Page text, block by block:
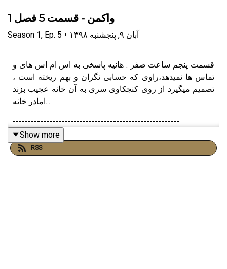
واکمن - قسمت 5 فصل 1
Season 1, Ep. 5 • ۱۳۹۸ آبان ۹, پنجشنبه
قسمت پنجم ساعت صفر : هانیه پاسخی به اس ام اس های و
تماس ها نمیدهد،راوی که حسابی نگران و بهم ریخته است ،
تصمیم میگیرد از روی کنجکاوی سری به آن خانه عجیب بزند
امادر خانه...
-------------------------------------------------------
نویسندگان و خوانشگران قسمت پنجم : هادی طامه -امین
متین
Show more
RSS